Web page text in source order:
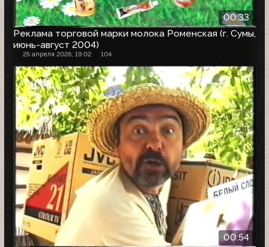
00:33
Реклама торговой марки молока Роменская (г. Сумы,
июнь-август 2004)
25 апреля 2026, 19:02 104
00:54